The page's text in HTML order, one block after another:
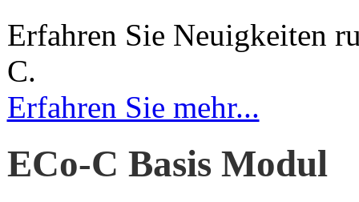
Erfahren Sie Neuigkeiten
C.
Erfahren Sie mehr...
ECo-C Basis Modul